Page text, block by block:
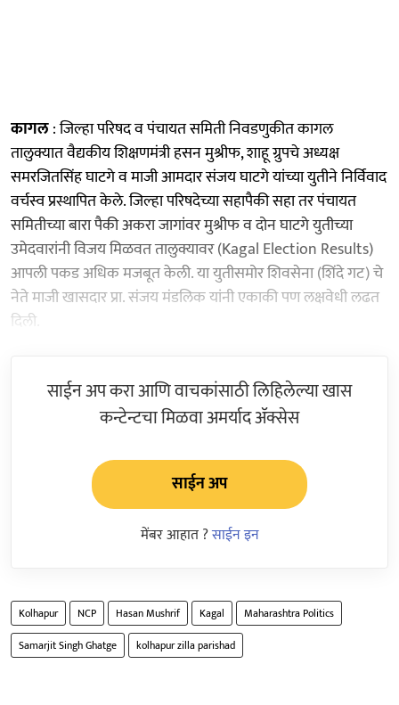
कागल: जिल्हा परिषद व पंचायत समिती निवडणुकीत कागल
तालुक्यात वैद्यकीय शिक्षणमंत्री हसन मुश्रीफ, शाहू ग्रुपचे अध्यक्ष
समरजितसिंह घाटगे व माजी आमदार संजय घाटगे यांच्या युतीने निर्विवाद
वर्चस्व प्रस्थापित केले. जिल्हा परिषदेच्या सहापैकी सहा तर पंचायत
समितीच्या बारा पैकी अकरा जागांवर मुश्रीफ व दोन घाटगे युतीच्या
उमेदवारांनी विजय मिळवत तालुक्यावर (Kagal Election Results)
आपली पकड अधिक मजबूत केली. या युतीसमोर शिवसेना (शिंदे गट) चे
नेते माजी खासदार प्रा. संजय मंडलिक यांनी एकाकी पण लक्षवेधी लढत
दिली.
साईन अप करा आणि वाचकांसाठी लिहिलेल्या खास
कन्टेन्टचा मिळवा अमर्याद ॲक्सेस
साईन अप
मेंबर आहात ?साईन इन
Kolhapur NCP Hasan Mushrif Kagal
Maharashtra Politics
Samarjit Singh Ghatge
kolhapur zilla parishad